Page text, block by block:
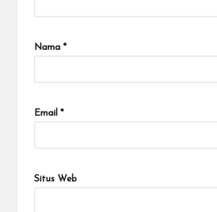
Nama *
Email *
Situs Web